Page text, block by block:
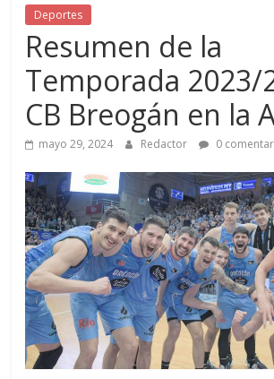
Deportes
Resumen de la
Temporada 2023/
CB Breogán en la
mayo 29, 2024 Redactor 0